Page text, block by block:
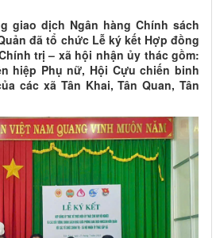
giao dịch Ngân hàng Chính sách
đã tổ chức Lễ ký kết Hợp đồng
trị – xã hội nhận ủy thác gồm:
hiệp Phụ nữ, Hội Cựu chiến binh
các xã Tân Khai, Tân Quan, Tân